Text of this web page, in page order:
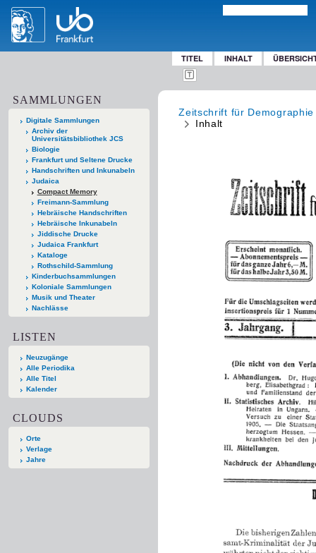
TITEL INHALT
SAMMLUNGEN
Digitale Sammlungen
Archiv der
Universitätsbibliothek JCS
Biologie
Frankfurt und Seltene Drucke
Handschriften und Inkunabeln
Judaica
Compact Memory
Freimann-Sammlung
Hebräische Handschriften
Hebräische Inkunabeln
Jiddische Drucke
Judaica Frankfurt
Kataloge
Rothschild-Sammlung
Kinderbuchsammlungen
Koloniale Sammlungen
Musik und Theater
Nachlässe
LISTEN
Neuzugänge
Alle Periodika
Alle Titel
Kalender
CLOUDS
Orte
Verlage
Jahre
Zeitschrift für
Inhalt